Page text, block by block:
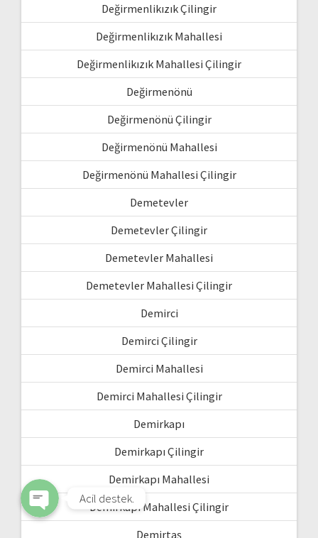
Değirmenlikızık Çilingir
Değirmenlikızık Mahallesi
Değirmenlikızık Mahallesi Çilingir
Değirmenönü
Değirmenönü Çilingir
Değirmenönü Mahallesi
Değirmenönü Mahallesi Çilingir
Demetevler
Demetevler Çilingir
Demetevler Mahallesi
Demetevler Mahallesi Çilingir
Demirci
Demirci Çilingir
Demirci Mahallesi
Demirci Mahallesi Çilingir
Demirkapı
Demirkapı Çilingir
Demirkapı Mahallesi
Demirkapı Mahallesi Çilingir
Demirtaş
Phone
Acil destek.